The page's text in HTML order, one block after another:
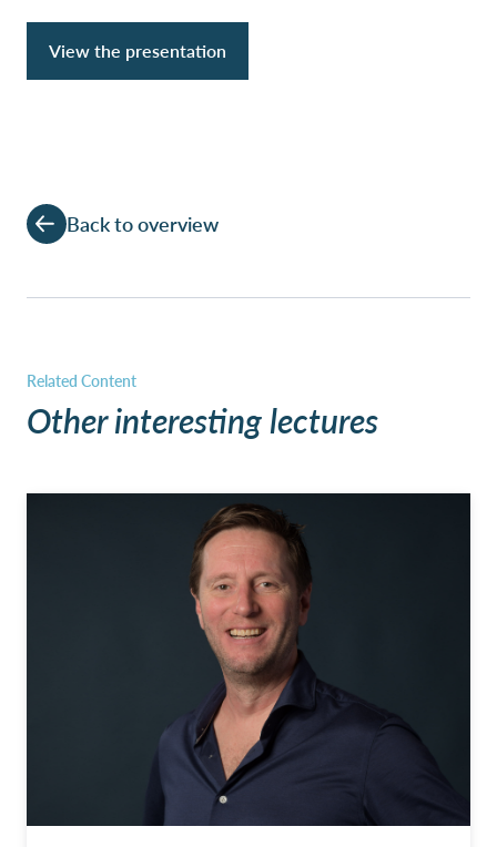
View the presentation
Back to overview
Other interesting lectures